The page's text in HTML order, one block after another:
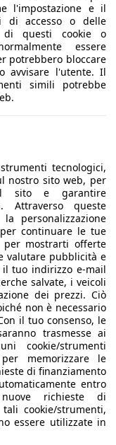
100cv
Cabrio 1.6
l'impostazione e il
di accesso o delle
di questi cookie o
essere
potrebbero bloccare
avvisare l'utente. Il
simili potrebbe
tecnologici,
nostro sito web, per
sito e garantire
Attraverso queste
personalizzazione
continuare le tue
per mostrarti offerte
valutare pubblicità e
il tuo indirizzo e-mail
salvate, i veicoli
dei prezzi. Ciò
non è necessario
il tuo consenso, le
trasmesse ai
cookie/strumenti
memorizzare le
di finanziamento
entro
richieste di
cookie/strumenti,
essere utilizzate in